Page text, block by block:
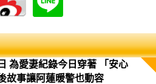
為愛妻紀錄今日穿著 「安心
故事讓阿蓮暖警也動容